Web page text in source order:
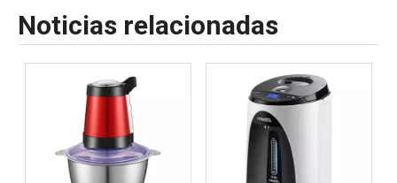
Noticias relacionadas